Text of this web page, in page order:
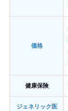
価格
健康保険
ジェネリック医